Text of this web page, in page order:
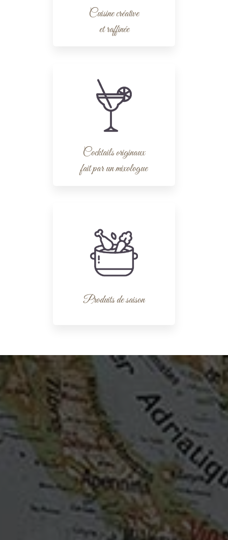
Cuisine créative
et raffinée
Cocktails originaux
fait par un mixologue
Produits de saison